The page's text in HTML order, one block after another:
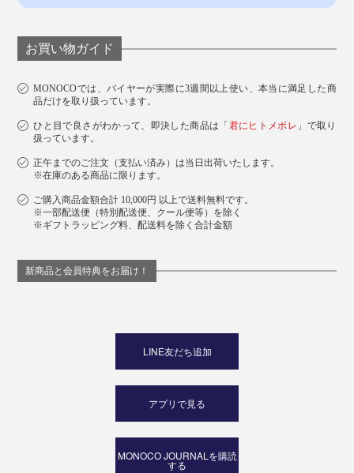
お買い物ガイド
MONOCOでは、バイヤーが実際に3週間以上使い、本当に満足した商
品だけを取り扱っています。
ひと目で良さがわかって、即決した商品は「 君にヒトメボレ 」で取り
扱っています。
正午までのご注文（支払い済み）は当日出荷いたします。
※在庫のある商品に限ります。
ご購入商品金額合計 10,000円 以上で送料無料です。
※一部配送便（特別配送便、クール便等）を除く
※ギフトラッピング料、配送料を除く合計金額
新商品と会員特典をお届け！
LINE友だち追加
アプリで見る
MONOCO JOURNALを購読
する